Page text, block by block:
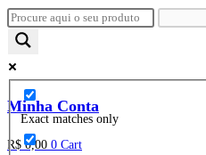
Exact matches only
Minha Conta
R$ 0,00 0 Cart